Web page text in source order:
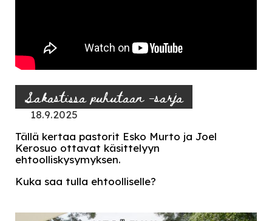
Sakastissa puhutaan -sarja
18.9.2025
Tällä kertaa pastorit Esko Murto ja Joel
Kerosuo ottavat käsittelyyn
ehtoolliskysymyksen.
Kuka saa tulla ehtoolliselle?